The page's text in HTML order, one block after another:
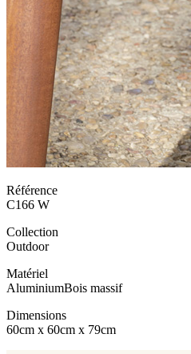
Référence
C166 W
Collection
Outdoor
Matériel
AluminiumBois massif
Dimensions
60cm x 60cm x 79cm